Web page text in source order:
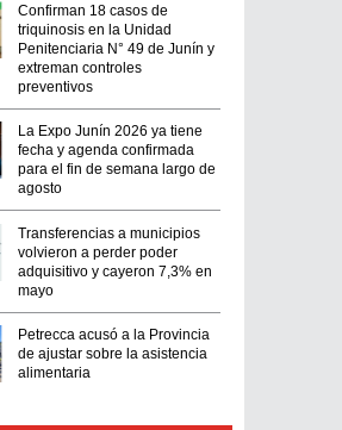
Confirman 18 casos de
triquinosis en la Unidad
Penitenciaria N° 49 de Junín y
extreman controles
preventivos
La Expo Junín 2026 ya tiene
fecha y agenda confirmada
para el fin de semana largo de
agosto
Transferencias a municipios
volvieron a perder poder
adquisitivo y cayeron 7,3% en
mayo
Petrecca acusó a la Provincia
de ajustar sobre la asistencia
alimentaria